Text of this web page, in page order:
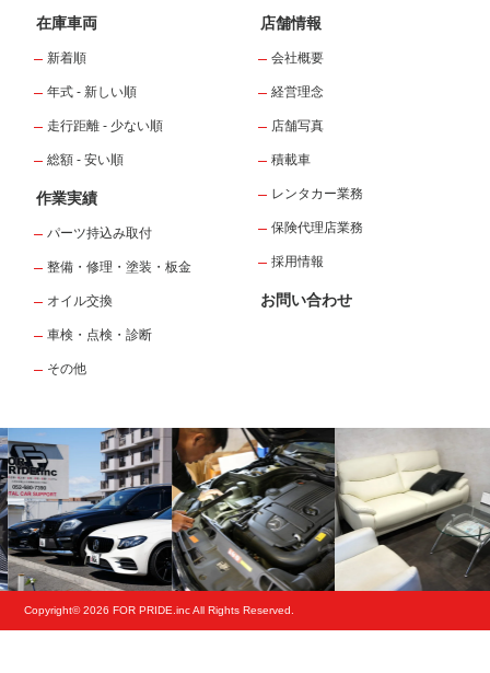
在庫車両
新着順
年式 - 新しい順
走行距離 - 少ない順
総額 - 安い順
作業実績
パーツ持込み取付
整備・修理・塗装・板金
オイル交換
車検・点検・診断
その他
店舗情報
会社概要
経営理念
店舗写真
積載車
レンタカー業務
保険代理店業務
採用情報
お問い合わせ
Copyright© 2026 FOR PRIDE.inc All Rights Reserved.